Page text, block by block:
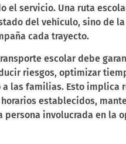
el servicio. Una ruta
del vehículo, sino de
cada trayecto.
escolar debe
riesgos, optimizar
a las familias. Esto implica
establecidos,
persona involucrada en la